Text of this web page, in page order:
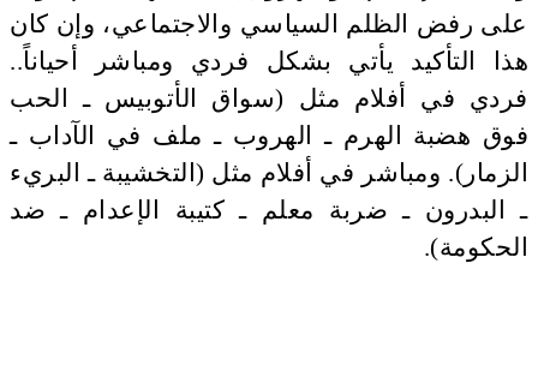
على رفض الظلم السياسي والاجتماعي، وإن كان
هذا التأكيد يأتي بشكل فردي ومباشر أحياناً..
فردي في أفلام مثل (سواق الأتوبيس ـ الحب
فوق هضبة الهرم ـ الهروب ـ ملف في الآداب ـ
الزمار). ومباشر في أفلام مثل (التخشيبة ـ البريء
ـ البدرون ـ ضربة معلم ـ كتيبة الإعدام ـ ضد
الحكومة).